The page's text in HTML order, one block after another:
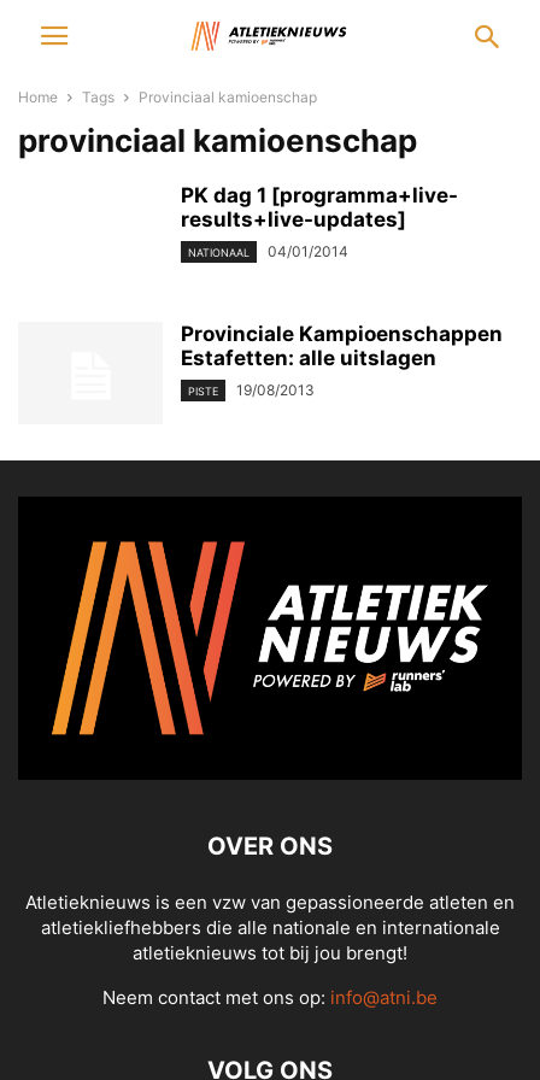
Home Tags Provinciaal kamioenschap
provinciaal kamioenschap
PK dag 1 [programma+live-
results+live-updates]
NATIONAAL 04/01/2014
Provinciale Kampioenschappen
Estafetten: alle uitslagen
PISTE 19/08/2013
OVER ONS
Atletieknieuws is een vzw van gepassioneerde atleten en
atletiekliefhebbers die alle nationale en internationale
atletieknieuws tot bij jou brengt!
Neem contact met ons op: info@atni.be
VOLG ONS